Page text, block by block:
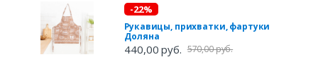
-22%
Рукавицы, прихватки, фартуки
Доляна
440,00 руб. 570,00 руб.